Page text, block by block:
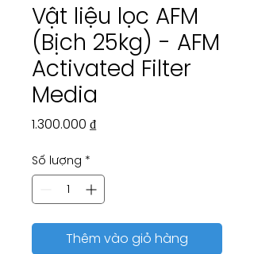
Vật liệu lọc AFM
(Bịch 25kg) - AFM
Activated Filter
Media
1.300.000 ₫Giá
Số lượng *
Thêm vào giỏ hàng